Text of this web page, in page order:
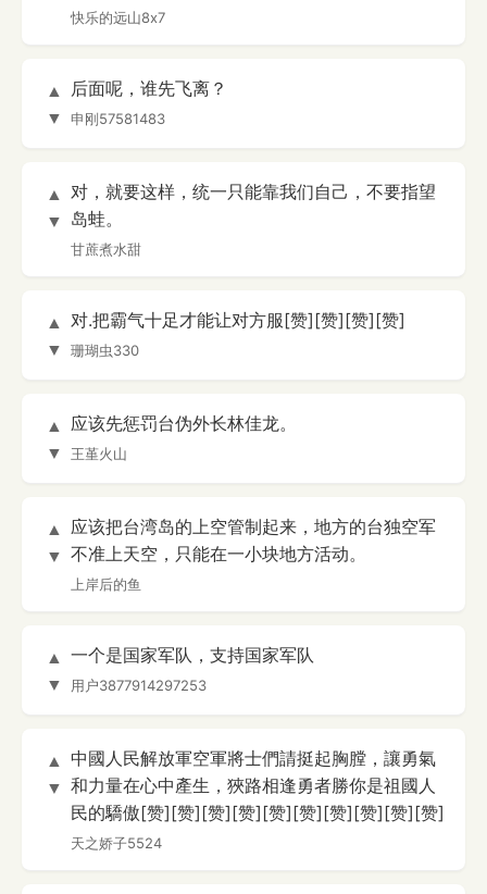
快乐的远山8x7
▲
▼
后面呢，谁先飞离？
申刚57581483
▲
▼
对，就要这样，统一只能靠我们自己，不要指望
岛蛙。
甘蔗煮水甜
▲
▼
对.把霸气十足才能让对方服[赞][赞][赞][赞]
珊瑚虫330
▲
▼
应该先惩罚台伪外长林佳龙。
王堇火山
▲
▼
应该把台湾岛的上空管制起来，地方的台独空军
不准上天空，只能在一小块地方活动。
上岸后的鱼
▲
▼
一个是国家军队，支持国家军队
用户3877914297253
▲
▼
中國人民解放軍空軍將士們請挺起胸膛，讓勇氣
和力量在心中產生，狹路相逢勇者勝你是祖國人
民的驕傲[赞][赞][赞][赞][赞][赞][赞][赞][赞][赞]
天之娇子5524